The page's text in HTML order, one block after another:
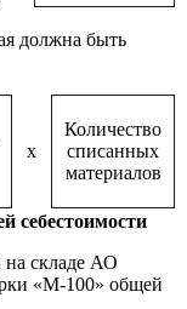
должна быть
х
Количество
списанных
материалов
себестоимости
на складе АО
«М-100» общей